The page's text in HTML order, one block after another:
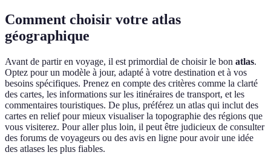
Comment choisir votre atlas
géographique
Avant de partir en voyage, il est primordial de choisir le bon atlas.
Optez pour un modèle à jour, adapté à votre destination et à vos
besoins spécifiques. Prenez en compte des critères comme la clarté
des cartes, les informations sur les itinéraires de transport, et les
commentaires touristiques. De plus, préférez un atlas qui inclut des
cartes en relief pour mieux visualiser la topographie des régions que
vous visiterez. Pour aller plus loin, il peut être judicieux de consulter
des forums de voyageurs ou des avis en ligne pour avoir une idée
des atlases les plus fiables.